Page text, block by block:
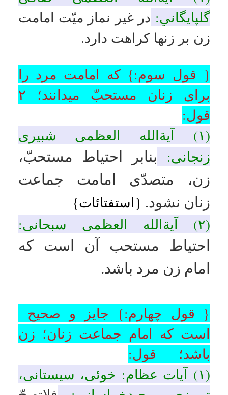
(۵) آیات عظام: مكارم شیرازی،
جوادی آملی:امامت زن براي زن
مانعي ندارد.
امامت زن برای زن ها اشکال
ندارد.
منابع:
الجماعة، مسألة ۸.
(۲) منهاج الصالحین، ، مسأله
۱۴۵۳.
(۳) وسیلةالنجاة شرائط إمام
الجماعة، مسألة ۱۰۵۹.
(۴) توضیح المسائل مراجع، مسأله
(۵) استفتائات آیةالله العظمی
شبیری زنجانی، ج۱، ص۵۱۸،
سؤال ۲۱۸۹.
پایگاه اینترنتی انهار
تاریخ به روزرسانی: پنجشنبه, ۲۹ خرداد ۱۴۰۴